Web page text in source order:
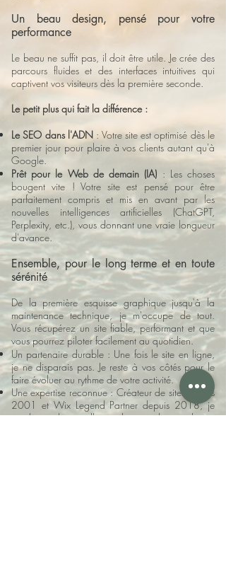
Un beau design, pensé pour votre
performance
Le beau ne suffit pas, il doit être utile. Je crée des
parcours fluides et des interfaces intuitives qui
captivent vos visiteurs dès la première seconde.
Le petit plus qui fait la différence :
Le SEO dans l'ADN: Votre site est optimisé dès le
premier jour pour plaire à vos clients autant qu'à
Google.
Prêt pour le Web de demain (IA) : Les choses
bougent vite ! Votre site est pensé pour être
parfaitement compris et mis en avant par les
nouvelles intelligences artificielles (ChatGPT,
Perplexity, etc.), vous donnant une vraie longueur
d'avance.
Ensemble, pour le long terme et en toute
sérénité
De la première esquisse graphique jusqu'à la
maintenance technique, je m'occupe de tout.
Vous récupérez un site fiable, performant et que
vous pourrez piloter facilement au quotidien.
Un partenaire durable : Une fois le site en ligne,
je ne disparais pas. Je reste à vos côtés pour le
faire évoluer au rythme de votre activité.
Une expertise reconnue : Créateur de sites depuis
2001 et Wix Legend Partner depuis 2018, je
combine le meilleur des outils modernes